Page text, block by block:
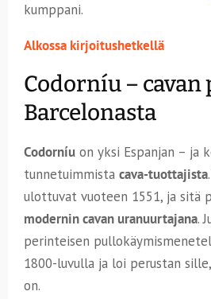
kumppani.
Alkossa kirjoitushetkellä
Codorníu –
Barcelonasta
Codorníu on yksi Espanjan – ja
tunnetuimmista cava-tuottajista
ulottuvat vuoteen 1551, ja sitä
modernin cavan uranuurtajana.
perinteisen
1800-luvulla ja loi perustan
on.